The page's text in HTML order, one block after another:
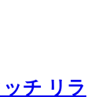
チ リラ